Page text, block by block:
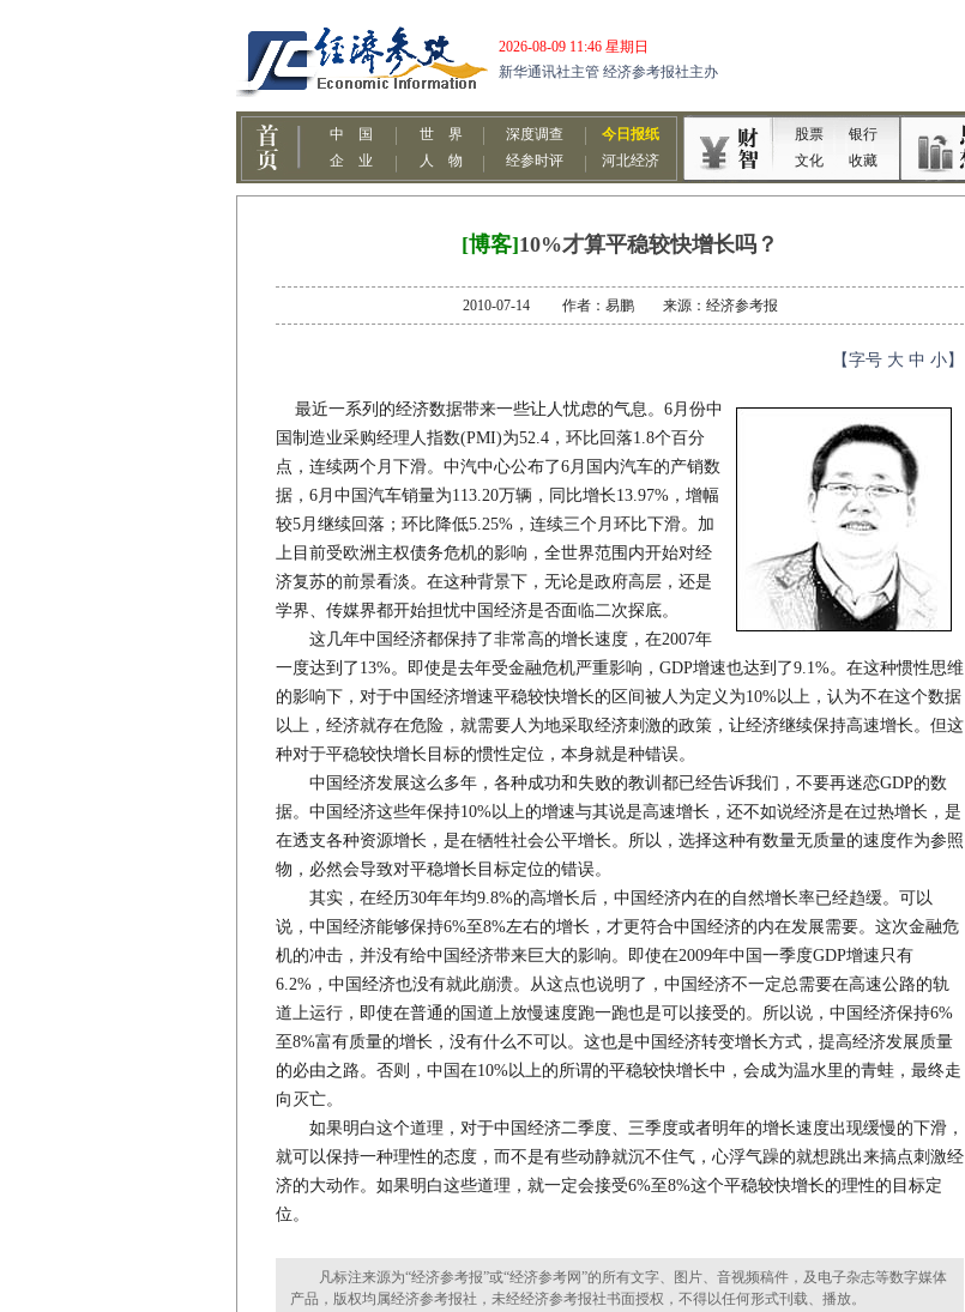
[博客]10%才算平稳较快增长吗？
2010-07-14 作者：易鹏 来源：经济参考报
【字号 大 中 小】
最近一系列的经济数据带来一些让人忧虑的气息。6月份中
国制造业采购经理人指数(PMI)为52.4，环比回落1.8个百分
点，连续两个月下滑。中汽中心公布了6月国内汽车的产销数
据，6月中国汽车销量为113.20万辆，同比增长13.97%，增幅
较5月继续回落；环比降低5.25%，连续三个月环比下滑。加
上目前受欧洲主权债务危机的影响，全世界范围内开始对经
济复苏的前景看淡。在这种背景下，无论是政府高层，还是
学界、传媒界都开始担忧中国经济是否面临二次探底。
这几年中国经济都保持了非常高的增长速度，在2007年
一度达到了13%。即使是去年受金融危机严重影响，GDP增速也达到了9.1%。在这种惯性思维
的影响下，对于中国经济增速平稳较快增长的区间被人为定义为10%以上，认为不在这个数据
以上，经济就存在危险，就需要人为地采取经济刺激的政策，让经济继续保持高速增长。但这
种对于平稳较快增长目标的惯性定位，本身就是种错误。
中国经济发展这么多年，各种成功和失败的教训都已经告诉我们，不要再迷恋GDP的数
据。中国经济这些年保持10%以上的增速与其说是高速增长，还不如说经济是在过热增长，是
在透支各种资源增长，是在牺牲社会公平增长。所以，选择这种有数量无质量的速度作为参照
物，必然会导致对平稳增长目标定位的错误。
其实，在经历30年年均9.8%的高增长后，中国经济内在的自然增长率已经趋缓。可以
说，中国经济能够保持6%至8%左右的增长，才更符合中国经济的内在发展需要。这次金融危
机的冲击，并没有给中国经济带来巨大的影响。即使在2009年中国一季度GDP增速只有
6.2%，中国经济也没有就此崩溃。从这点也说明了，中国经济不一定总需要在高速公路的轨
道上运行，即使在普通的国道上放慢速度跑一跑也是可以接受的。所以说，中国经济保持6%
至8%富有质量的增长，没有什么不可以。这也是中国经济转变增长方式，提高经济发展质量
的必由之路。否则，中国在10%以上的所谓的平稳较快增长中，会成为温水里的青蛙，最终走
向灭亡。
如果明白这个道理，对于中国经济二季度、三季度或者明年的增长速度出现缓慢的下滑，
就可以保持一种理性的态度，而不是有些动静就沉不住气，心浮气躁的就想跳出来搞点刺激经
济的大动作。如果明白这些道理，就一定会接受6%至8%这个平稳较快增长的理性的目标定
位。
凡标注来源为“经济参考报”或“经济参考网”的所有文字、图片、音视频稿件，及电子杂志等数字媒体
产品，版权均属经济参考报社，未经经济参考报社书面授权，不得以任何形式刊载、播放。